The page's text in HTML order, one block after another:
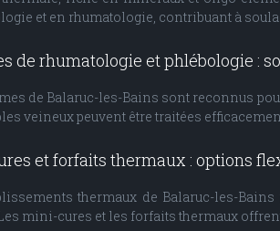
et en rhumatologie, contribuant à
de rhumatologie et phlébologie :
de Balaruc-les-Bains sont reconnus
veineux peuvent être traitées
et forfaits thermaux : options
thermaux de Balaruc-les-
mini-cures et les forfaits thermaux